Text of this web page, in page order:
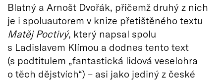
Blatný a Arnošt Dvořák, přičemž druhý z nich
je i spoluautorem v knize přetištěného textu
Matěj Poctivý, který napsal spolu
s Ladislavem Klímou a dodnes tento text
(s podtitulem „fantastická lidová veselohra
o těch dějstvích“) – asi jako jediný z české